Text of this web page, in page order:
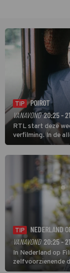
TIP
POIROT
VANAVOND 20:25 -
RTL start deze
verfilming. In de
speurder op zoek
verwikkeld in een
TIP
NEDERLAND
VANAVOND 20:25 -
In Nederland op
zelfvoorzienende
Daniëls de kijkers